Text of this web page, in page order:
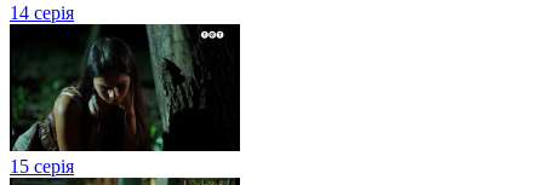
14 серія
15 серія